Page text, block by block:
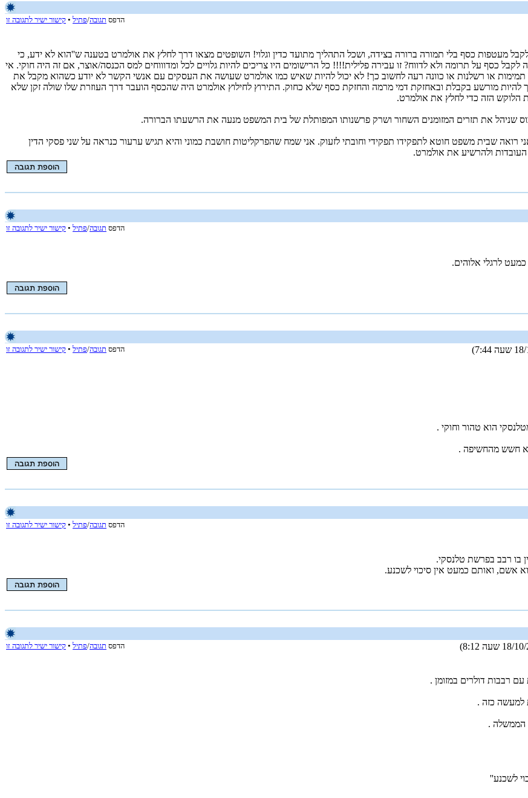
הדפס תגובה/פתיל • קישור ישיר לתגובה זו
מעטפות כסף בלי תמורה ברורה בצידה, ושכל התהליך מתועד כדין וגלוי! השופטים מצאו דרך לחלץ את אולמרט בטענה ש''הוא לא ידע, כי
כסף על תרומה ולא לדווח? זו עבירה פלילית!!!! כל הרישומים היו צריכים להיות גלויים לכל ומדוווחים למס הכנסה/אוצר, אם זה היה חוקי. אי
תמימות או רשלנות או כוונה רעה לחשוב כך! לא יכול להיות שאיש כמו אולמרט שעושה את העסקים עם אנשי הקשר לא יודע כשהוא מקבל את
מורשע בקבלת ובאחזקת דמי מרמה והחזקת כסף שלא כחוק. התירוץ לחילוץ אולמרט היה שהכסף הועבר דרך העוזרת שלו שולה זקן שלא
הלוקש הזה כדי לחלץ את אולמרט.
שניהל את תזרים המזומנים השחור ושרק פרשנותו המפותלת של בית המשפט מנעה את הרשעתו הברורה.
שבית משפט חוטא לתפקידו תפקידי וחובתי לזעוק. אני שמח שהפרקליטות חושבת כמוני והיא תגיש ערעור כנראה על שני פסקי הדין
ולהרשיע את אולמרט.
הדפס תגובה/פתיל • קישור ישיר לתגובה זו
לרגלי אלוהים.
הדפס תגובה/פתיל • קישור ישיר לתגובה זו
הוא טהור וחוקי .
חשש מהחשיפה .
הדפס תגובה/פתיל • קישור ישיר לתגובה זו
בו רבב בפרשת טלנסקי.
אשם, ואותם כמעט אין סיכוי לשכנע.
הדפס תגובה/פתיל • קישור ישיר לתגובה זו
רבבות דולרים במזומן .
למעשה כזה .
הממשלה .
לשכנע''